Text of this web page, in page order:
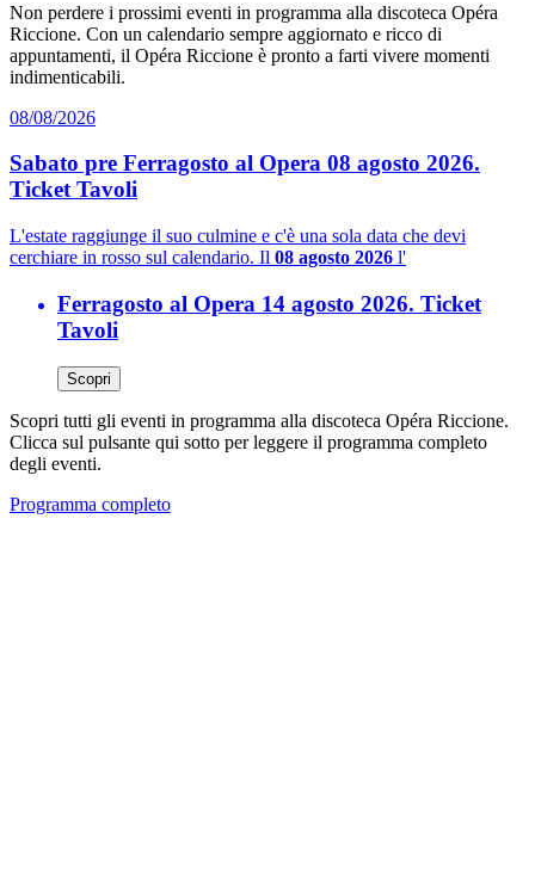
Non perdere i prossimi eventi in programma alla discoteca Opéra
Riccione. Con un calendario sempre aggiornato e ricco di
appuntamenti, il Opéra Riccione è pronto a farti vivere momenti
indimenticabili.
08/08/2026
Sabato pre Ferragosto al Opera 08 agosto 2026.
Ticket Tavoli
L'estate raggiunge il suo culmine e c'è una sola data che devi
cerchiare in rosso sul calendario. Il 08 agosto 2026 l'
Ferragosto al Opera 14 agosto 2026. Ticket
Tavoli
Scopri
Scopri tutti gli eventi in programma alla discoteca Opéra Riccione.
Clicca sul pulsante qui sotto per leggere il programma completo
degli eventi.
Programma completo